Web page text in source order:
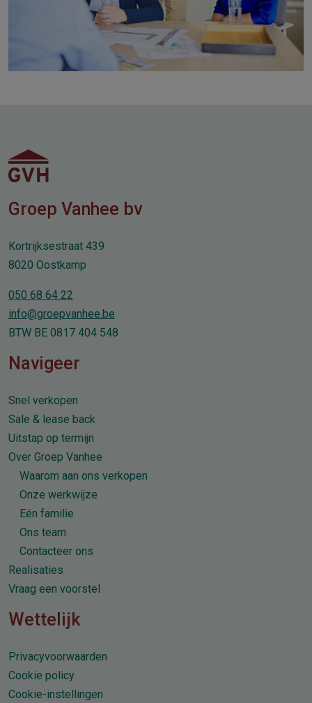
Groep Vanhee bv
Kortrijksestraat 439
8020 Oostkamp
050 68 64 22
info@groepvanhee.be
BTW BE 0817 404 548
Navigeer
Snel verkopen
Sale & lease back
Uitstap op termijn
Over Groep Vanhee
Waarom aan ons verkopen
Onze werkwijze
Eén familie
Ons team
Contacteer ons
Realisaties
Vraag een voorstel
Wettelijk
Privacyvoorwaarden
Cookie policy
Cookie-instellingen